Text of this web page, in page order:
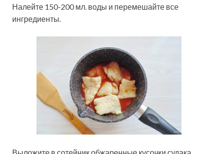
Налейте 150-200 мл. воды и перемешайте все
ингредиенты.